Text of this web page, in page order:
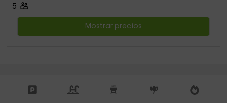
5
Mostrar precios